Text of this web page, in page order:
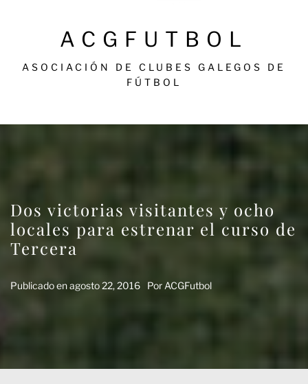
ACGFUTBOL
ASOCIACIÓN DE CLUBES GALEGOS DE
FÚTBOL
Dos victorias visitantes y ocho
locales para estrenar el curso de
Tercera
Publicado enagosto 22, 2016 Por ACGFutbol